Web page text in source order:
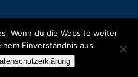
Alle Rechte vorbehalten.
Wenn du die Website weiter
Einverständnis aus.